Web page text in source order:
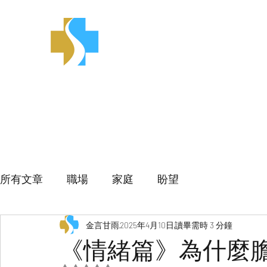
所有文章 職場 家庭 盼望
《情緒篇》為什麼
金言甘雨2025年4月10日讀畢需時 3 分鐘